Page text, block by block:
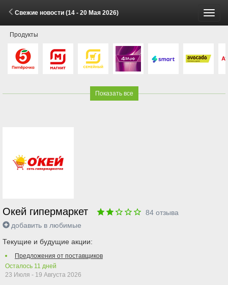
Свежие новости (14 - 20 Мая 2026)
Продукты
Показать все
Окей гипермаркет 84 отзыва
добавить в любимые
Текущие и будущие акции:
Предложения от поставщиков
Осталось 11 дней
23 Июля - 19 Августа 2026